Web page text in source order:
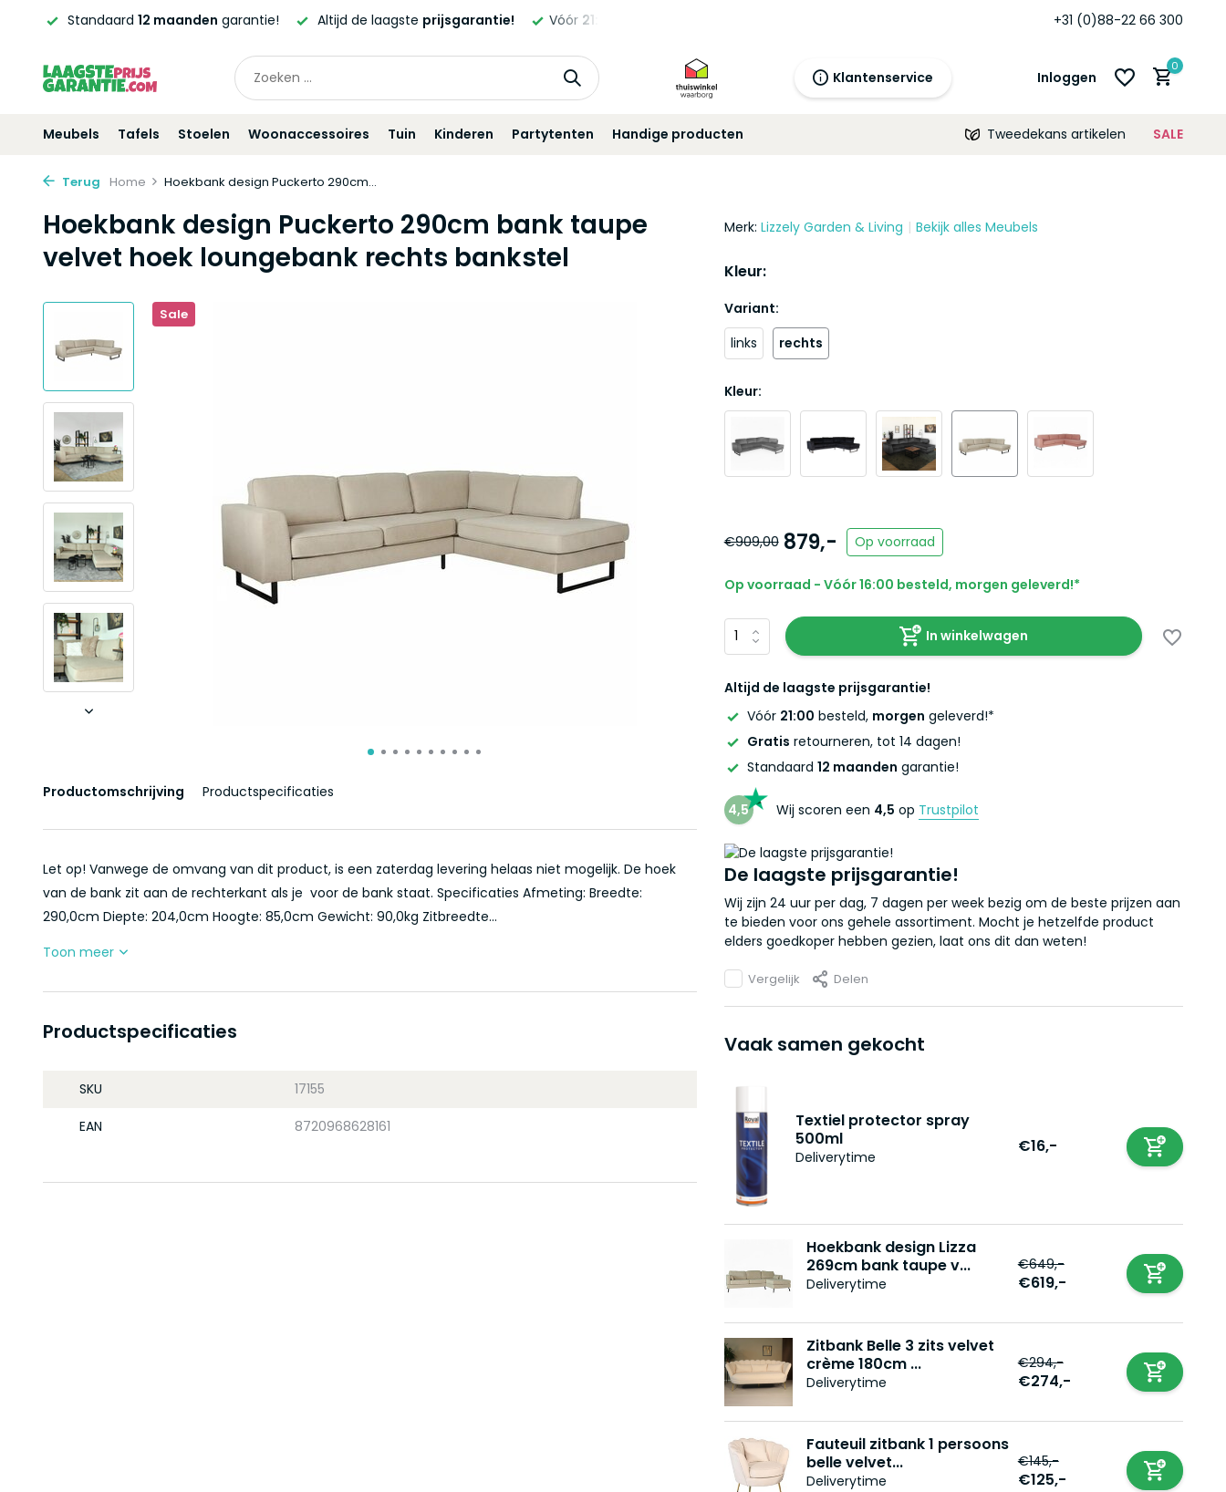
Standaard 12 maanden garantie! Altijd de laagste prijsgarantie! Vóór 21:00 +31 (0)88-22 66 300
Klantenservice Inloggen
morgen
0
Meubels Tafels Stoelen Woonaccessoires Tuin Kinderen Partytenten Handige producten Tweedekans artikelen SALE
Terug Home Hoekbank design Puckerto 290cm...
Hoekbank design Puckerto 290cm bank taupe
velvet hoek loungebank rechts bankstel
Sale
Productomschrijving Productspecificaties
Let op! Vanwege de omvang van dit product, is een zaterdag levering helaas niet mogelijk. De hoek
van de bank zit aan de rechterkant als je voor de bank staat. Specificaties Afmeting: Breedte:
290,0cm Diepte: 204,0cm Hoogte: 85,0cm Gewicht: 90,0kg Zitbreedte...
Toon meer
Productspecificaties
SKU 17155
EAN 8720968628161
Merk: Lizzely Garden & Living Bekijk alles Meubels
Kleur:
Variant:
links
rechts
Kleur:
€909,00 879,- Op voorraad
Op voorraad - Vóór 16:00 besteld, morgen geleverd!*
In winkelwagen
Altijd de laagste prijsgarantie!
Vóór 21:00 besteld, morgen geleverd!*
Gratis retourneren, tot 14 dagen!
Standaard 12 maanden garantie!
4,5 Wij scoren een 4,5 op Trustpilot
De laagste prijsgarantie!
Wij zijn 24 uur per dag, 7 dagen per week bezig om de beste prijzen aan
te bieden voor ons gehele assortiment. Mocht je hetzelfde product
elders goedkoper hebben gezien, laat ons dit dan weten!
Vergelijk Delen
Vaak samen gekocht
Textiel protector spray
500ml
Deliverytime
€16,-
Hoekbank design Lizza
269cm bank taupe v...
Deliverytime
€649,-
€619,-
Zitbank Belle 3 zits velvet
crème 180cm ...
Deliverytime
€294,-
€274,-
Fauteuil zitbank 1 persoons
belle velvet...
Deliverytime
€145,-
€125,-